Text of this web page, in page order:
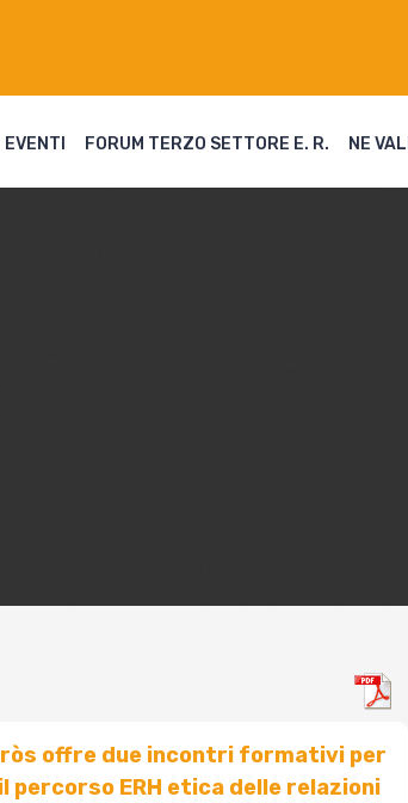
EVENTI FORUM TERZO SETTORE E. R. NE
offre due incontri formativi per
ERH etica delle relazioni